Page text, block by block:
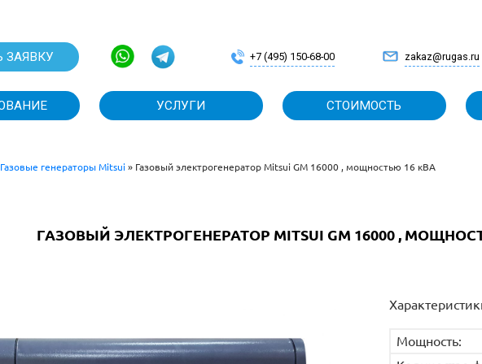
Газовые генераторы Mitsui » Газовый электрогенератор Mitsui GM 16000 , мощностью 16 кВА
ГАЗОВЫЙ ЭЛЕКТРОГЕНЕРАТОР MITSUI GM 16000 ,
Мощность: